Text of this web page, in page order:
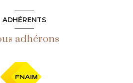
ADHÉRENTS
adhérons